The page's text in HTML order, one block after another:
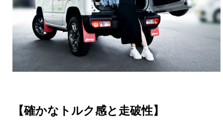
【確かなトルク感と走破性】